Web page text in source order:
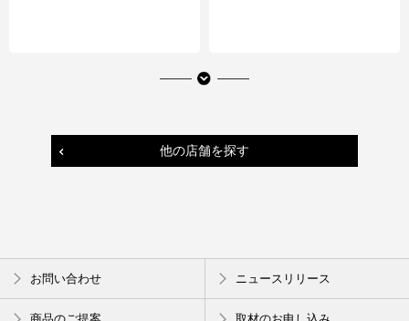
TENT POP-UP SECTION
STICOL(スティコル)2in1ボト
ル
他の店舗を探す
お問い合わせ ニュースリリース